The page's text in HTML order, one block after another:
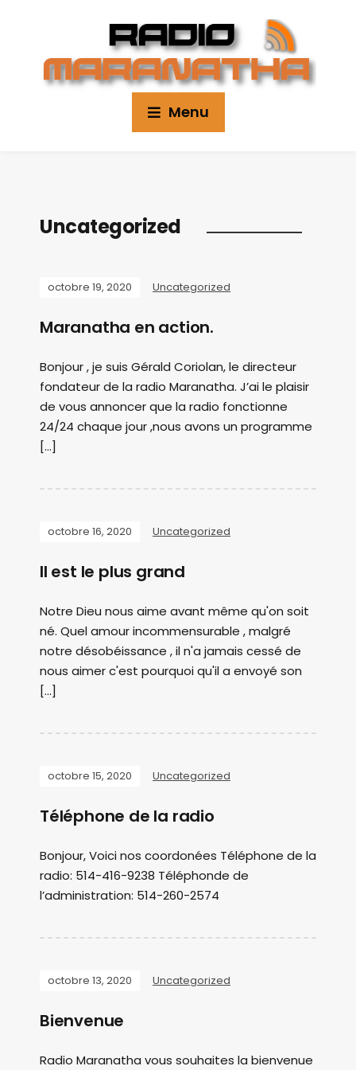
Menu
Uncategorized
octobre 19, 2020 Uncategorized
Maranatha en action.
Bonjour , je suis Gérald Coriolan, le directeur
fondateur de la radio Maranatha. J’ai le plaisir
de vous annoncer que la radio fonctionne
24/24 chaque jour ,nous avons un programme
[…]
octobre 16, 2020 Uncategorized
Il est le plus grand
Notre Dieu nous aime avant même qu'on soit
né. Quel amour incommensurable , malgré
notre désobéissance , il n'a jamais cessé de
nous aimer c'est pourquoi qu'il a envoyé son
[…]
octobre 15, 2020 Uncategorized
Téléphone de la radio
Bonjour, Voici nos coordonées Téléphone de la
radio: 514-416-9238 Téléphonde de
l’administration: 514-260-2574
octobre 13, 2020 Uncategorized
Bienvenue
Radio Maranatha vous souhaites la bienvenue